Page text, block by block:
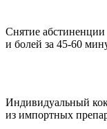
Снятие абстиненции
и болей за 45-60
Индивидуальный
из импортных